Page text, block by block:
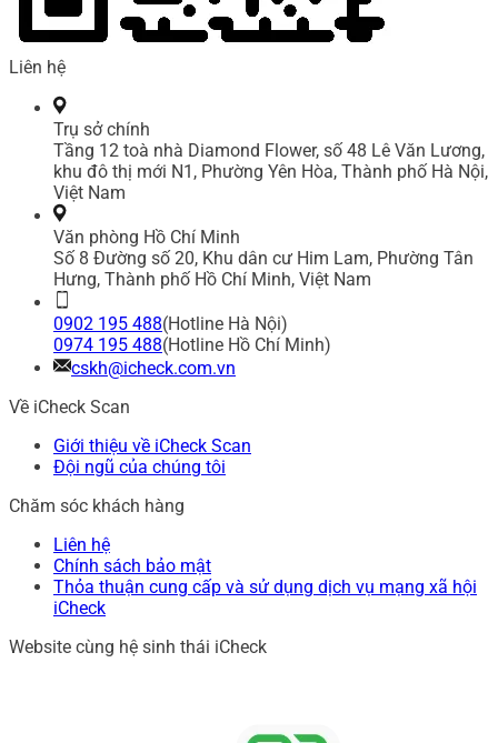
Liên hệ
Trụ sở chính
Tầng 12 toà nhà Diamond Flower, số 48 Lê Văn Lương,
khu đô thị mới N1, Phường Yên Hòa, Thành phố Hà Nội,
Việt Nam
Văn phòng Hồ Chí Minh
Số 8 Đường số 20, Khu dân cư Him Lam, Phường Tân
Hưng, Thành phố Hồ Chí Minh, Việt Nam
0902 195 488(Hotline Hà Nội)
0974 195 488(Hotline Hồ Chí Minh)
cskh@icheck.com.vn
Về iCheck Scan
Giới thiệu về iCheck Scan
Đội ngũ của chúng tôi
Chăm sóc khách hàng
Liên hệ
Chính sách bảo mật
Thỏa thuận cung cấp và sử dụng dịch vụ mạng xã hội
iCheck
Website cùng hệ sinh thái iCheck